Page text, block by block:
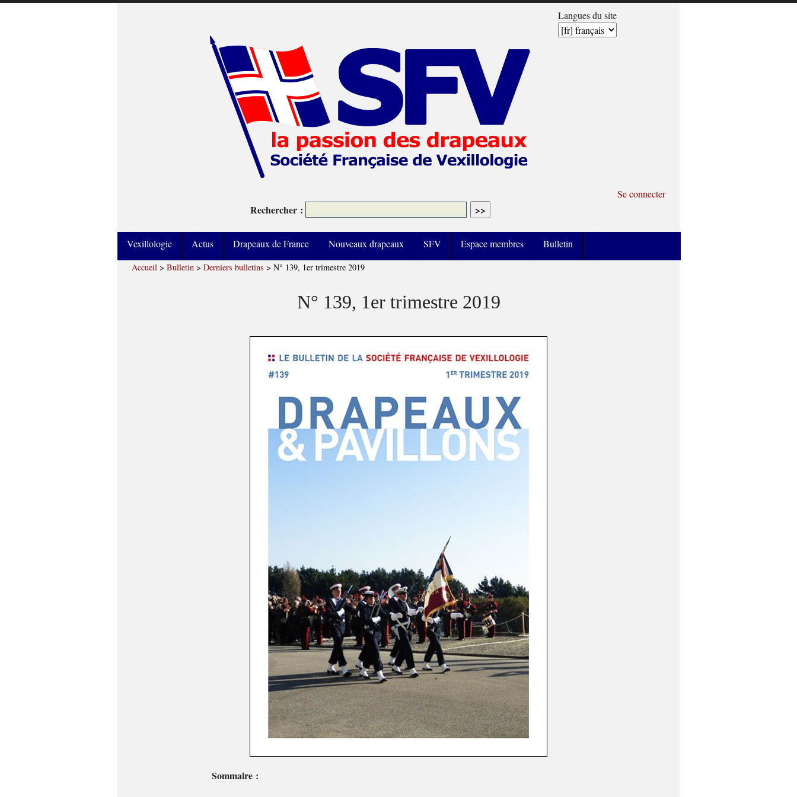
Se connecter
Langues du site
Rechercher :
Vexillologie Actus Drapeaux de France Nouveaux drapeaux SFV Espace membres Bulletin
Accueil > Bulletin > Derniers bulletins > N° 139, 1er trimestre 2019
N° 139, 1er trimestre 2019
Sommaire :